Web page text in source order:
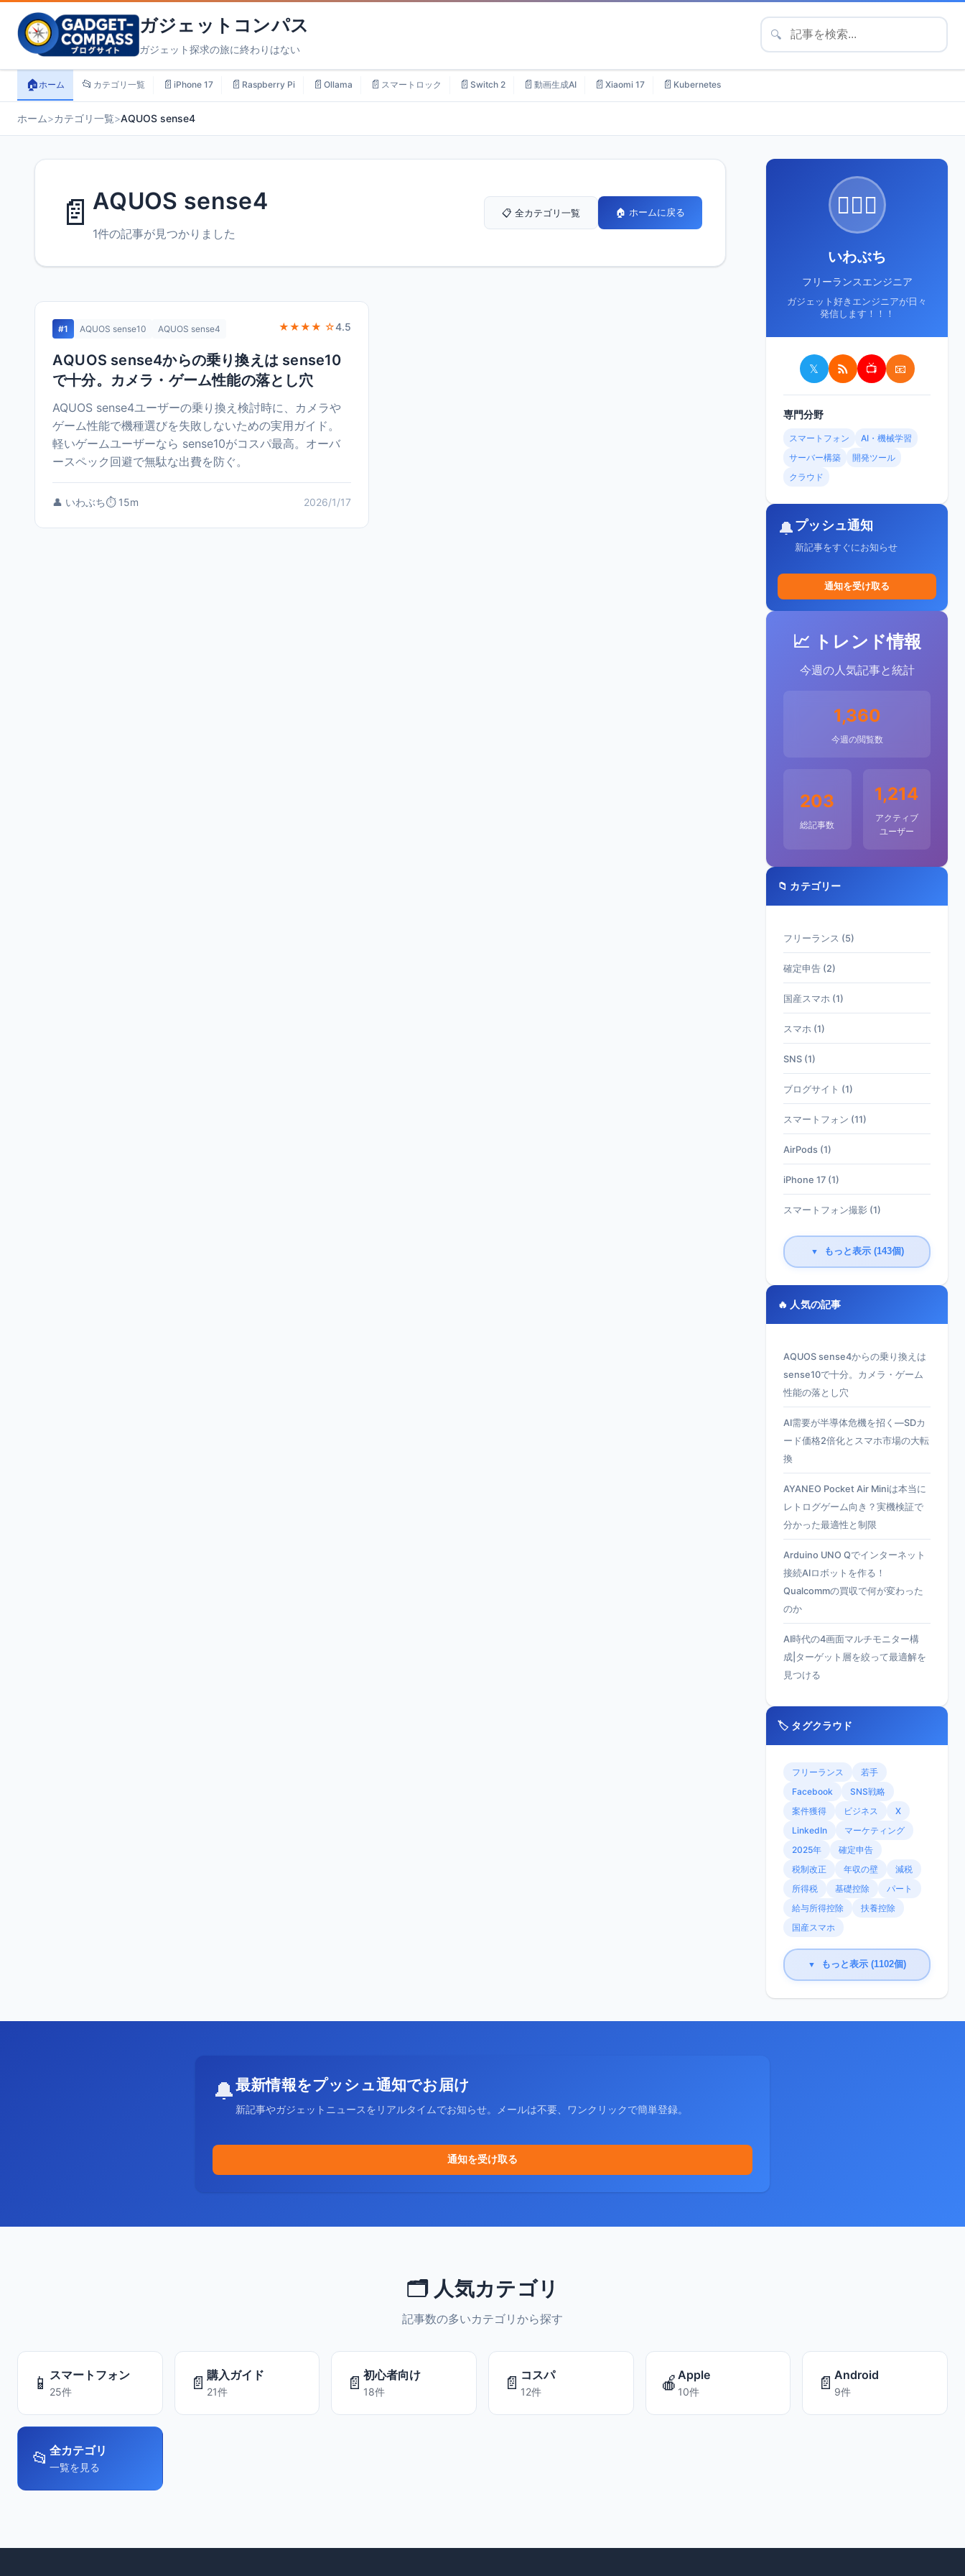
ガジェットコンパス
ガジェット探求の旅に終わりはない
🔍
🏠ホーム 📂 カテゴリ一覧 📄 iPhone 17 📄 Raspberry Pi 📄 Ollama 📄 スマートロック 📄 Switch 2 📄 動画生成AI 📄 Xiaomi 17 📄 Kubernetes
ホーム>カテゴリ一覧>AQUOS sense4
📄 AQUOS sense4
1件の記事が見つかりました
📋 全カテゴリ一覧 🏠 ホームに戻る
#1 AQUOS sense10 AQUOS sense4 ★★★★ ☆4.5
AQUOS sense4からの乗り換えは sense10
で十分。カメラ・ゲーム性能の落とし穴
AQUOS sense4ユーザーの乗り換え検討時に、カメラや
ゲーム性能で機種選びを失敗しないための実用ガイド。
軽いゲームユーザーなら sense10がコスパ最高。オーバ
ースペック回避で無駄な出費を防ぐ。
👤 いわぶち⏱️ 15m 2026/1/17
🙋🏻‍♂️
いわぶち
フリーランスエンジニア
ガジェット好きエンジニアが日々
発信します！！！
𝕏 📺 📧
専門分野
スマートフォン
AI・機械学習
サーバー構築
開発ツール
クラウド
🔔プッシュ通知
新記事をすぐにお知らせ
通知を受け取る
📈 トレンド情報
今週の人気記事と統計
1,360
今週の閲覧数
203
総記事数
1,214
アクティブ
ユーザー
📁 カテゴリー
フリーランス (5)
確定申告 (2)
国産スマホ (1)
スマホ (1)
SNS (1)
ブログサイト (1)
スマートフォン (11)
AirPods (1)
iPhone 17 (1)
スマートフォン撮影 (1)
▼ もっと表示 (143個)
🔥 人気の記事
AQUOS sense4からの乗り換えは
sense10で十分。カメラ・ゲーム
性能の落とし穴
AI需要が半導体危機を招く—SDカ
ード価格2倍化とスマホ市場の大転
換
AYANEO Pocket Air Miniは本当に
レトログゲーム向き？実機検証で
分かった最適性と制限
Arduino UNO Qでインターネット
接続AIロボットを作る！
Qualcommの買収で何が変わった
のか
AI時代の4画面マルチモニター構
成|ターゲット層を絞って最適解を
見つける
🏷️ タグクラウド
フリーランス
若手
Facebook
SNS戦略
案件獲得
ビジネス
X
LinkedIn
マーケティング
2025年
確定申告
税制改正
年収の壁
減税
所得税
基礎控除
パート
給与所得控除
扶養控除
国産スマホ
▼ もっと表示 (1102個)
🔔最新情報をプッシュ通知でお届け
新記事やガジェットニュースをリアルタイムでお知らせ。メールは不要、ワンクリックで簡単登録。
通知を受け取る
🗂️ 人気カテゴリ
記事数の多いカテゴリから探す
📱 スマートフォン
25件 📄 購入ガイド
21件 📄初心者向け
18件 📄 コスパ
12件 🍎 Apple
10件 📄Android
9件
📂 全カテゴリ
一覧を見る